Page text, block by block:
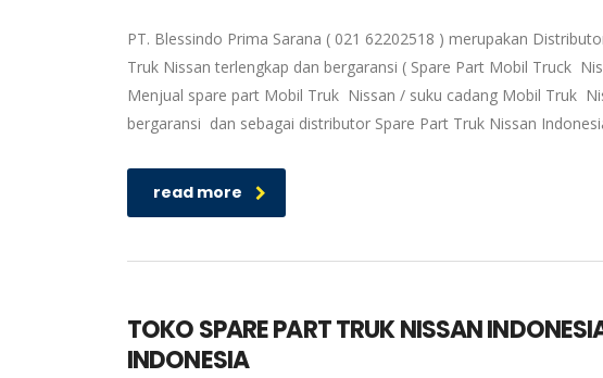
PT. Blessindo Prima Sarana ( 021 62202518 ) merupakan
Truk Nissan terlengkap dan bergaransi ( Spare Part Mobil Truck
Menjual spare part Mobil Truk Nissan / suku cadang Mobil Truk
bergaransi dan sebagai distributor Spare Part Truk Nissan
read more
TOKO SPARE PART TRUK NISSAN
INDONESIA